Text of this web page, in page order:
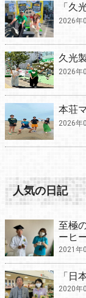
「久
2026年
久光
2026年
本荘
2026年
人気の日記
至極
ーヒ
2021年
「日
2020年